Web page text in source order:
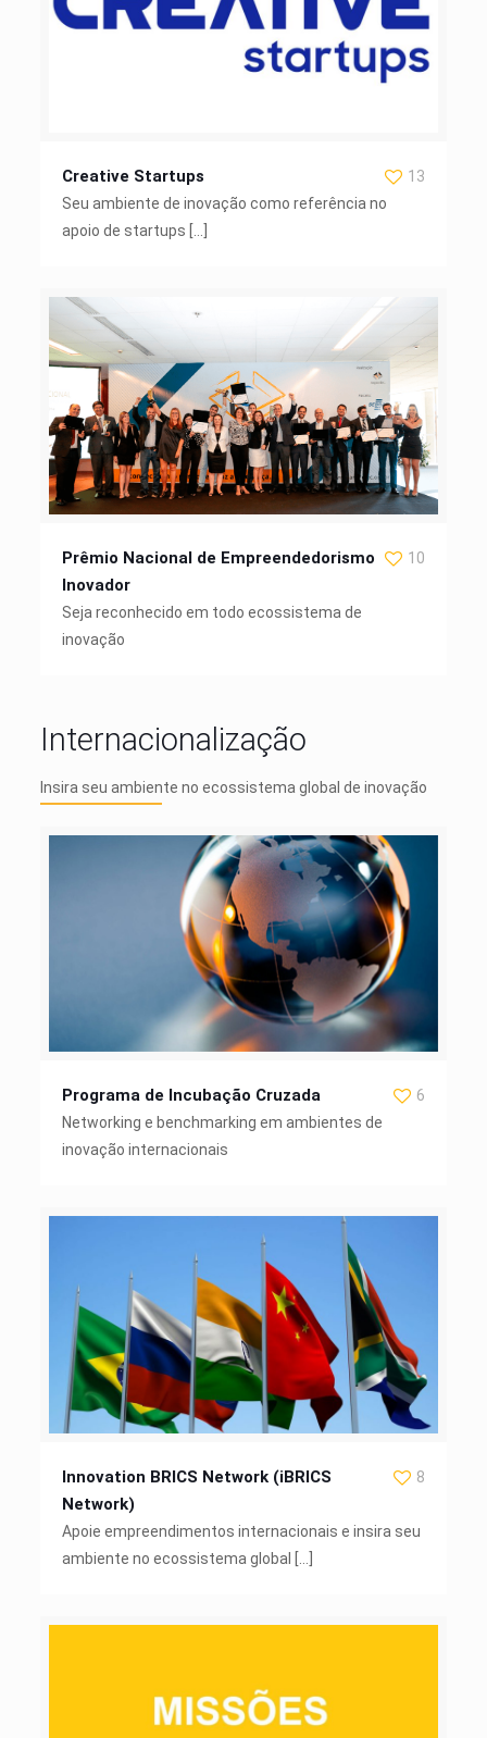
Creative Startups
13
Seu ambiente de inovação como referência no
apoio de startups
Prêmio Nacional de Empreendedorismo
Inovador​
10
Seja reconhecido em todo ecossistema de
inovação
Internacionalização
Insira seu ambiente no ecossistema global de inovação
Programa de Incubação Cruzada
6
Networking e benchmarking em ambientes de
inovação internacionais
Innovation BRICS Network (iBRICS
Network)
8
Apoie empreendimentos internacionais e insira seu
ambiente no ecossistema global